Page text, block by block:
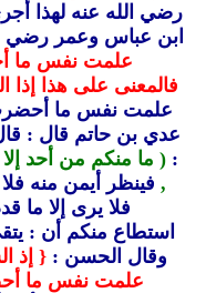
رضي الله عنه لهذا
ابن عباس وعمر رضي
علمت نفس ما
فالمعنى على هذا
علمت نفس ما
عدي بن حاتم قال :
: ( ما منكم من أحد إلا
, فينظر أيمن منه
فلا يرى إلا ما
استطاع منكم أن :
وقال الحسن : { إذ
علمت نفس ما